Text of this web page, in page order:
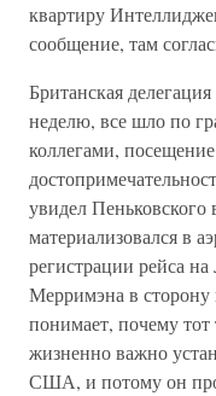
квартиру
сообщение, там
Британская
неделю, все шло по
коллегами,
увидел
материализовался в
регистрации рейса
Мерримэна в сторону
понимает, почему тот
жизненно важно
США, и потому он